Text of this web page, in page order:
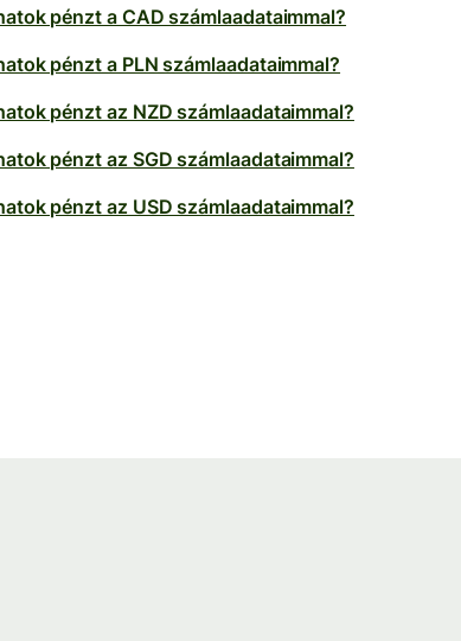
pénzt a CAD számlaadataimmal?
pénzt a PLN számlaadataimmal?
pénzt az NZD számlaadataimmal?
pénzt az SGD számlaadataimmal?
pénzt az USD számlaadataimmal?